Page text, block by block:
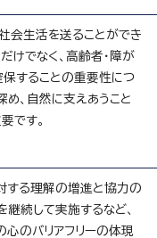
会生活を送ることができ
けでなく、高齢者・障が
することの重要性につ
、自然に支えあうこと
です。
する理解の増進と協力の
続して実施するなど、
のバリアフリーの体現